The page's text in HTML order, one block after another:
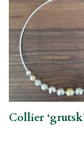
Collier